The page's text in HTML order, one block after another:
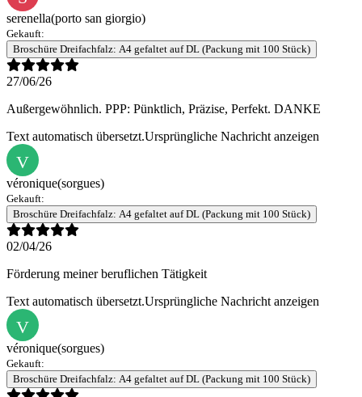
serenella(porto san giorgio)
Gekauft:
Broschüre Dreifachfalz: A4 gefaltet auf DL (Packung mit 100 Stück)
27/06/26
Außergewöhnlich. PPP: Pünktlich, Präzise, Perfekt. DANKE
Text automatisch übersetzt.Ursprüngliche Nachricht anzeigen
V
véronique(sorgues)
Gekauft:
Broschüre Dreifachfalz: A4 gefaltet auf DL (Packung mit 100 Stück)
02/04/26
Förderung meiner beruflichen Tätigkeit
Text automatisch übersetzt.Ursprüngliche Nachricht anzeigen
V
véronique(sorgues)
Gekauft:
Broschüre Dreifachfalz: A4 gefaltet auf DL (Packung mit 100 Stück)